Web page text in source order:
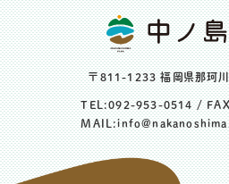
〒811-1233 福岡県那珂川
TEL:092-953-0514/
MAIL: